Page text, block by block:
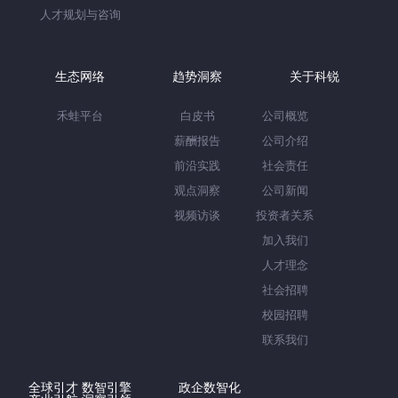
人才规划与咨询
生态网络
禾蛙平台
趋势洞察
白皮书
薪酬报告
前沿实践
观点洞察
视频访谈
关于科锐
公司概览
公司介绍
社会责任
公司新闻
投资者关系
加入我们
人才理念
社会招聘
校园招聘
联系我们
全球引才 数智引擎
政企数智化